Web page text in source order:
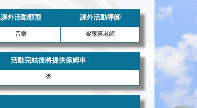
課外活動類型 課外活動導師
音樂 梁蕙嘉老師
活動完結後將提供保姆車
否